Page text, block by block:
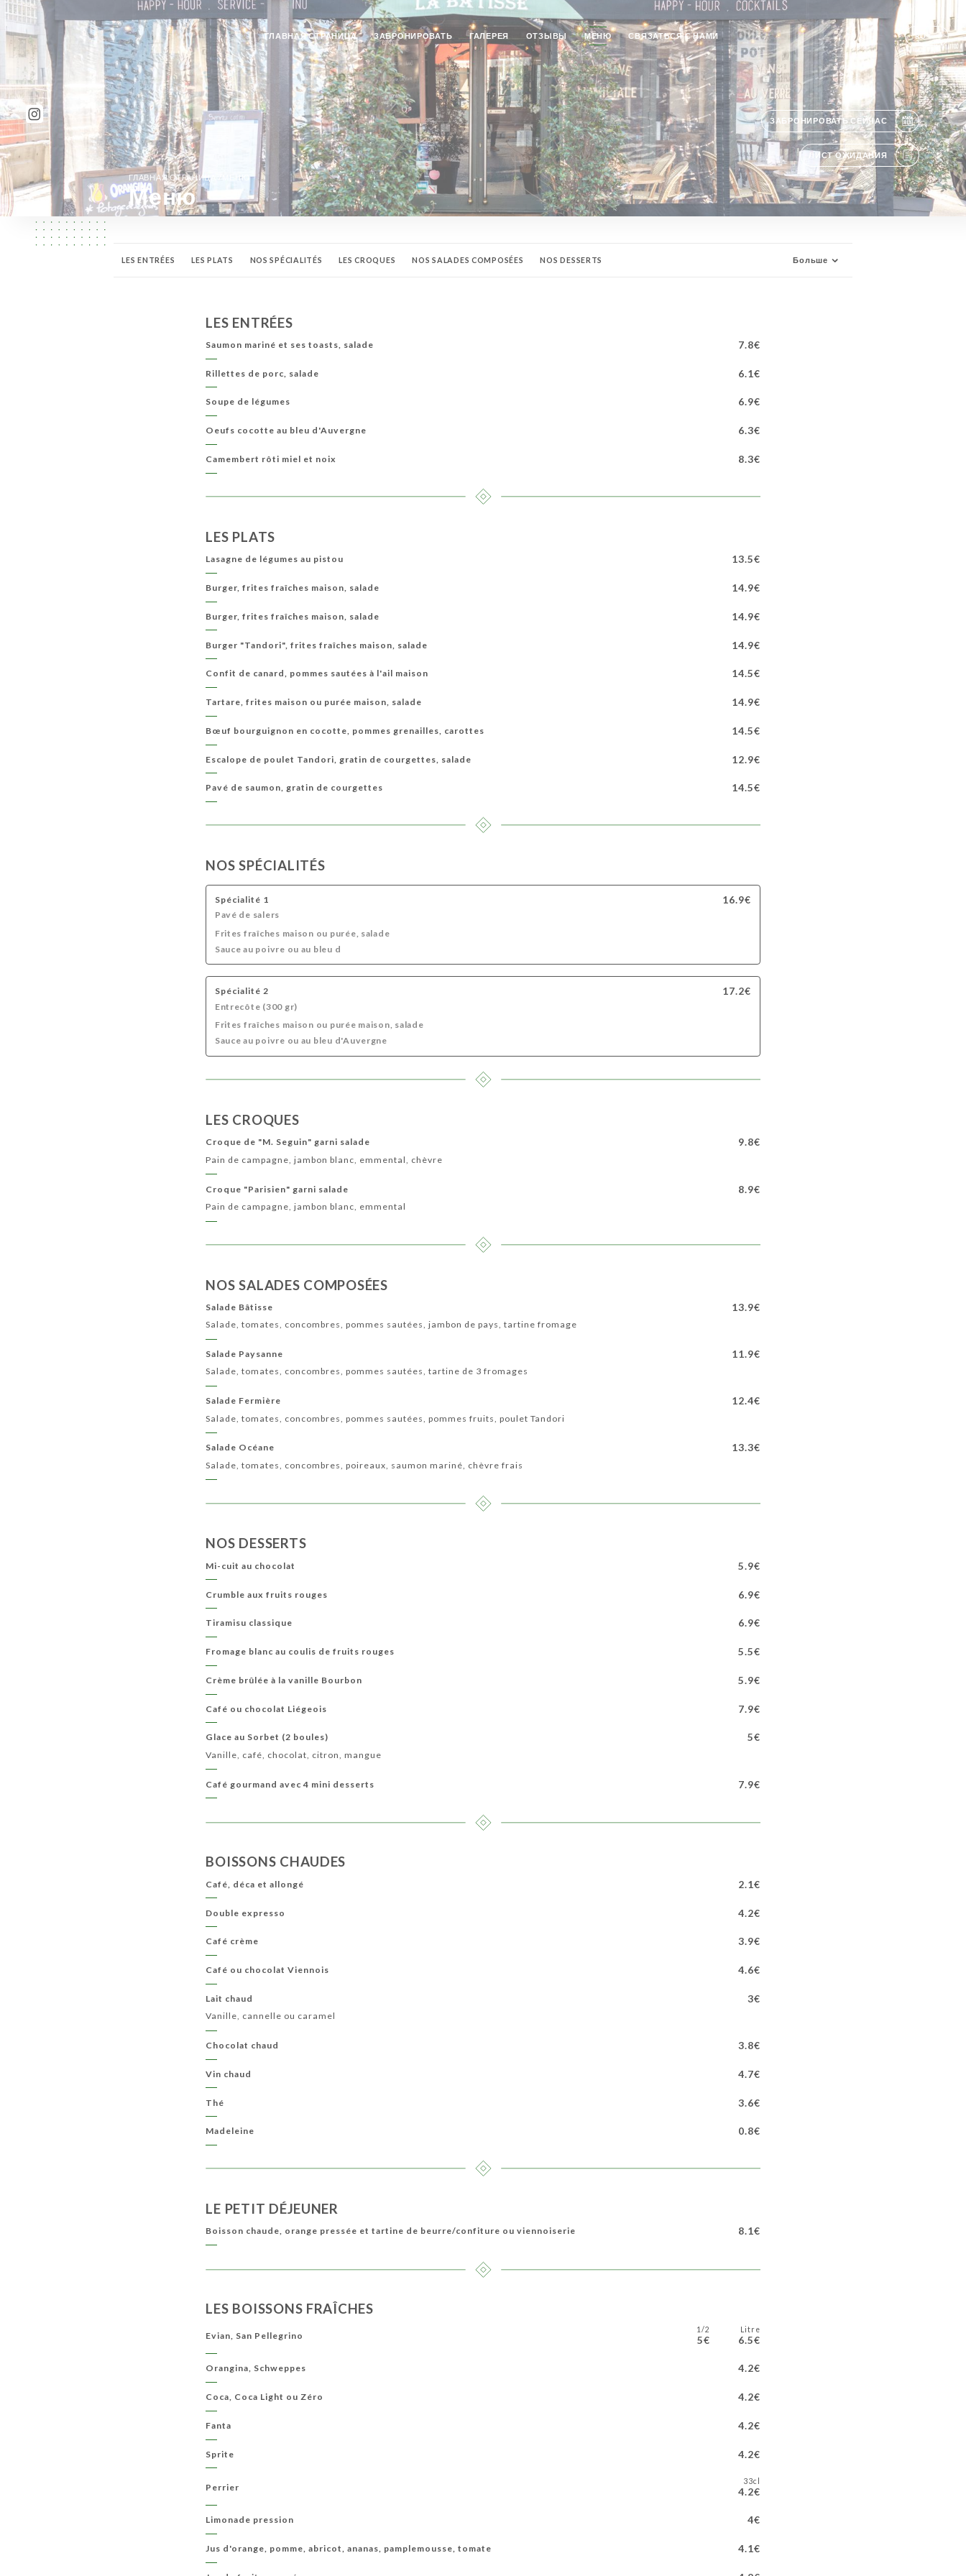
RU
ГЛАВНАЯ СТРАНИЦА ЗАБРОНИРОВАТЬ ГАЛЕРЕЯ ОТЗЫВЫ МЕНЮ СВЯЗАТЬСЯ С НАМИ
ЗАБРОНИРОВАТЬ СЕЙЧАС
ЛИСТ ОЖИДАНИЯ
ГЛАВНАЯ СТРАНИЦА / МЕНЮ
Меню
LES ENTRÉES LES PLATS NOS SPÉCIALITÉS LES CROQUES NOS SALADES COMPOSÉES NOS DESSERTS
COCKTAILS SANS ALCOOL
Больше
LES ENTRÉES
Saumon mariné et ses toasts, salade 7.8€
Rillettes de porc, salade 6.1€
Soupe de légumes 6.9€
Oeufs cocotte au bleu d'Auvergne 6.3€
Camembert rôti miel et noix 8.3€
LES PLATS
Lasagne de légumes au pistou 13.5€
Burger, frites fraîches maison, salade 14.9€
Burger, frites fraîches maison, salade 14.9€
Burger "Tandori", frites fraîches maison, salade 14.9€
Confit de canard, pommes sautées à l'ail maison 14.5€
Tartare, frites maison ou purée maison, salade 14.9€
Bœuf bourguignon en cocotte, pommes grenailles, carottes 14.5€
Escalope de poulet Tandori, gratin de courgettes, salade 12.9€
Pavé de saumon, gratin de courgettes 14.5€
NOS SPÉCIALITÉS
Spécialité 1 16.9€
Pavé de salers
Frites fraîches maison ou purée, salade
Sauce au poivre ou au bleu d
Spécialité 2 17.2€
Entrecôte (300 gr)
Frites fraîches maison ou purée maison, salade
Sauce au poivre ou au bleu d'Auvergne
LES CROQUES
Croque de "M. Seguin" garni salade 9.8€
Pain de campagne, jambon blanc, emmental, chèvre
Croque "Parisien" garni salade 8.9€
Pain de campagne, jambon blanc, emmental
NOS SALADES COMPOSÉES
Salade Bâtisse 13.9€
Salade, tomates, concombres, pommes sautées, jambon de pays, tartine fromage
Salade Paysanne 11.9€
Salade, tomates, concombres, pommes sautées, tartine de 3 fromages
Salade Fermière 12.4€
Salade, tomates, concombres, pommes sautées, pommes fruits, poulet Tandori
Salade Océane 13.3€
Salade, tomates, concombres, poireaux, saumon mariné, chèvre frais
NOS DESSERTS
Mi-cuit au chocolat 5.9€
Crumble aux fruits rouges 6.9€
Tiramisu classique 6.9€
Fromage blanc au coulis de fruits rouges 5.5€
Crème brûlée à la vanille Bourbon 5.9€
Café ou chocolat Liégeois 7.9€
Glace au Sorbet (2 boules) 5€
Vanille, café, chocolat, citron, mangue
Café gourmand avec 4 mini desserts 7.9€
BOISSONS CHAUDES
Café, déca et allongé 2.1€
Double expresso 4.2€
Café crème 3.9€
Café ou chocolat Viennois 4.6€
Lait chaud 3€
Vanille, cannelle ou caramel
Chocolat chaud 3.8€
Vin chaud 4.7€
Thé 3.6€
Madeleine 0.8€
LE PETIT DÉJEUNER
Boisson chaude, orange pressée et tartine de beurre/confiture ou viennoiserie 8.1€
LES BOISSONS FRAÎCHES
Evian, San Pellegrino
1/2
5€
Litre
6.5€
Orangina, Schweppes 4.2€
Coca, Coca Light ou Zéro 4.2€
Fanta 4.2€
Sprite 4.2€
Perrier
33cl
4.2€
Limonade pression 4€
Jus d'orange, pomme, abricot, ananas, pamplemousse, tomate 4.1€